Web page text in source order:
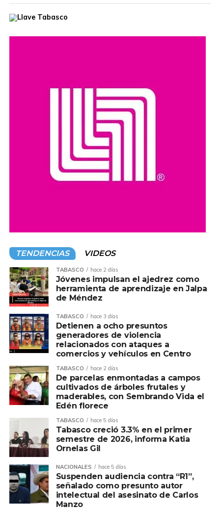
permanecen bajo investigación.
sacrificios masivos.
Organizaciones y ciudadanos han pedido que las
investigaciones se realicen con transparencia y que, en
caso de confirmarse irregularidades, se determinen las
responsabilidades conforme a la legislación vigente.
TENDENCIAS VIDEOS
TABASCO hace 2 días
Jóvenes impulsan el ajedrez como
herramienta de aprendizaje en Jalpa
de Méndez
TABASCO hace 3 días
Detienen a ocho presuntos
generadores de violencia
relacionados con ataques a
comercios y vehículos en Centro
TABASCO hace 2 días
De parcelas enmontadas a campos
cultivados de árboles frutales y
maderables, con Sembrando Vida el
Edén florece
TABASCO hace 5 días
Tabasco creció 3.3% en el primer
semestre de 2026, informa Katia
Ornelas Gil
NACIONALES hace 5 días
Suspenden audiencia contra “R1”,
señalado como presunto autor
intelectual del asesinato de Carlos
Manzo